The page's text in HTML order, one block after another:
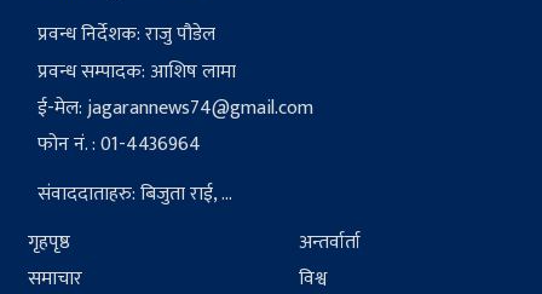
प्रवन्ध निर्देशक: राजु पौडेल
प्रवन्ध सम्पादक: आशिष लामा
ई-मेल:jagarannews74@gmail.com
फोन नं. : 01-4436964
संवाददाताहरु: बिजुता राई, ...
गृहपृष्ठ
समाचार
अन्तर्वार्ता
विश्व